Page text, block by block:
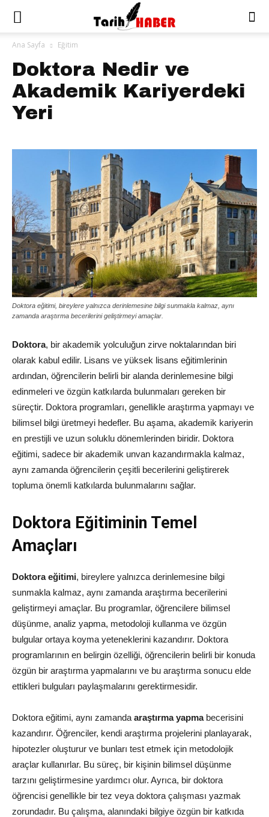
Ana Sayfa Eğitim
Doktora Nedir ve
Akademik Kariyerdeki
Yeri
Doktora eğitimi, bireylere yalnızca derinlemesine bilgi sunmakla kalmaz, aynı
zamanda araştırma becerilerini geliştirmeyi amaçlar.
Doktora, bir akademik yolculuğun zirve noktalarından biri
olarak kabul edilir. Lisans ve yüksek lisans eğitimlerinin
ardından, öğrencilerin belirli bir alanda derinlemesine bilgi
edinmeleri ve özgün katkılarda bulunmaları gereken bir
süreçtir. Doktora programları, genellikle araştırma yapmayı ve
bilimsel bilgi üretmeyi hedefler. Bu aşama, akademik kariyerin
en prestijli ve uzun soluklu dönemlerinden biridir. Doktora
eğitimi, sadece bir akademik unvan kazandırmakla kalmaz,
aynı zamanda öğrencilerin çeşitli becerilerini geliştirerek
topluma önemli katkılarda bulunmalarını sağlar.
Doktora Eğitiminin Temel
Amaçları
Doktora eğitimi, bireylere yalnızca derinlemesine bilgi
sunmakla kalmaz, aynı zamanda araştırma becerilerini
geliştirmeyi amaçlar. Bu programlar, öğrencilere bilimsel
düşünme, analiz yapma, metodoloji kullanma ve özgün
bulgular ortaya koyma yeteneklerini kazandırır. Doktora
programlarının en belirgin özelliği, öğrencilerin belirli bir konuda
özgün bir araştırma yapmalarını ve bu araştırma sonucu elde
ettikleri bulguları paylaşmalarını gerektirmesidir.
Doktora eğitimi, aynı zamanda araştırma yapmabecerisini
kazandırır. Öğrenciler, kendi araştırma projelerini planlayarak,
hipotezler oluşturur ve bunları test etmek için metodolojik
araçlar kullanırlar. Bu süreç, bir kişinin bilimsel düşünme
tarzını geliştirmesine yardımcı olur. Ayrıca, bir doktora
öğrencisi genellikle bir tez veya doktora çalışması yazmak
zorundadır. Bu çalışma, alanındaki bilgiye özgün bir katkıda